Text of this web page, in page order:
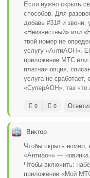
Если нужно скрыть
способов. Для
добавь #31# и звони,
«Неизвестный» или
твой номер не
услугу «АнтиАОН».
приложении МТС или
платная опция,
услуга не
«СуперАОН», так что
0 0
Виктор
Чтобы скрыть номер,
«Антиаон» — новинка
Чтобы включить:
приложении «Мой
Можешь
Открыть полностью